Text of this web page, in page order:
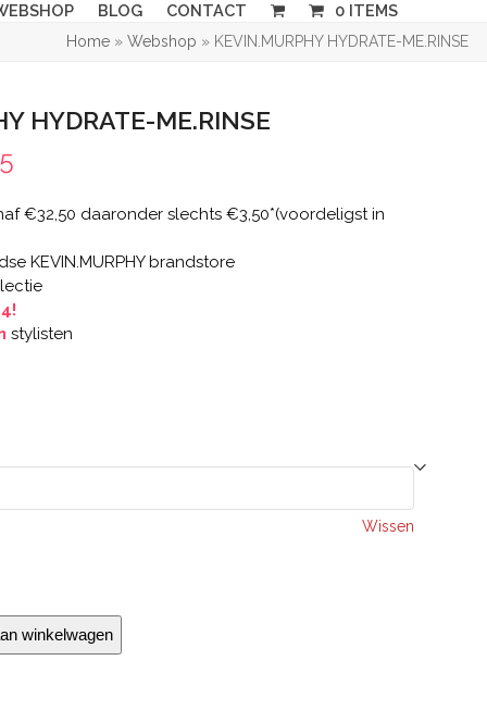
BLOG CONTACT 0 ITEMS
Home» Webshop » KEVIN.MURPHY HYDRATE-ME.RINSE
HYDRATE-ME.RINSE
Prijsklasse:
€30.75
€32,50 daaronder slechts €3,50*(voordeligst in
KEVIN.MURPHY brandstore
stylisten
Wissen
winkelwagen